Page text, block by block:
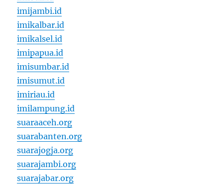
imijambi.id
imikalbar.id
imikalsel.id
imipapua.id
imisumbar.id
imisumut.id
imiriau.id
imilampung.id
suaraaceh.org
suarabanten.org
suarajogja.org
suarajambi.org
suarajabar.org